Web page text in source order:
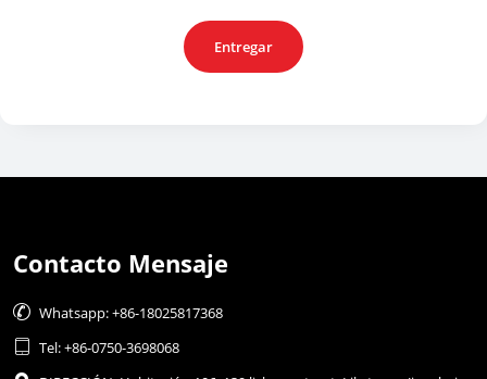
Entregar
Contacto Mensaje
 Whatsapp: +86-18025817368
 Tel: +86-0750-3698068